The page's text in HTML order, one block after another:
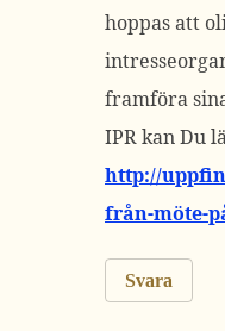
hoppas att
framföra
IPR kan Du
http://
från-möte-
Svara